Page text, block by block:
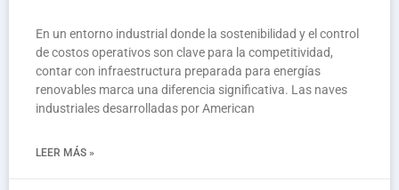
En un entorno industrial donde la sostenibilidad y el control
de costos operativos son clave para la competitividad,
contar con infraestructura preparada para energías
renovables marca una diferencia significativa. Las naves
industriales desarrolladas por American
LEER MÁS »